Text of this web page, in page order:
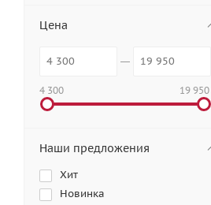
Цена
4 300 19 950
Наши предложения
Хит
Новинка